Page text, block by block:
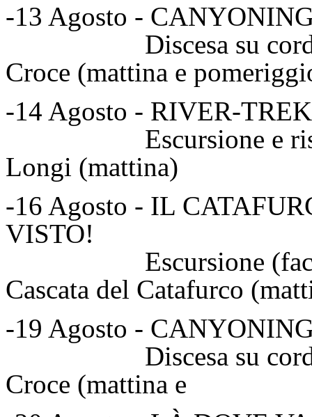
-13 Agosto -
Discesa su corda
Croce (mattina e
-14 Agosto - RIVER-
Escursione e
Longi (mattina)
-16 Agosto - IL
VISTO!
Escursione
Cascata del Catafurco
-19 Agosto -
Discesa su corda
Croce (mattina